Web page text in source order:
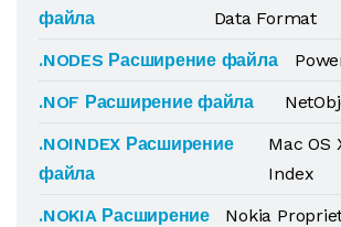
файла
Data Format
.NODES Расширение файла
.NOF Расширение файла
.NOINDEX Расширение
файла
Mac OS
Index
.NOKIA Расширение
Nokia